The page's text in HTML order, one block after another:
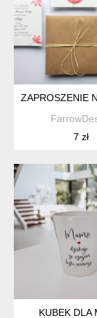
ZAPROSZENIE
7 zł
KUBEK DLA